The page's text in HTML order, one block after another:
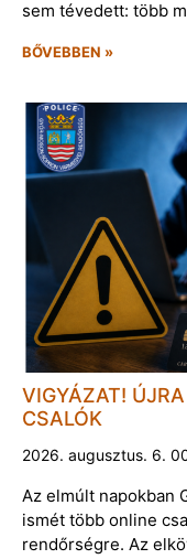
sem tévedett: több
BŐVEBBEN »
VIGYÁZAT!
CSALÓK
2026. augusztus. 6.
Az elmúlt napokban
ismét több online
rendőrségre. Az